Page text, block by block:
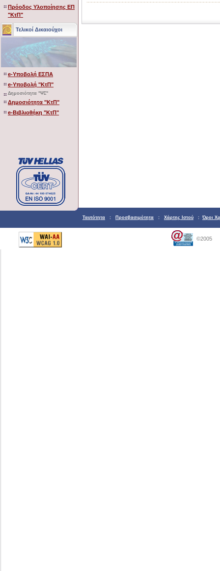
Πρόοδος Υλοποίησης ΕΠ
"ΚτΠ"
Τελικοί Δικαιούχοι
e-Υποβολή ΕΣΠΑ
e-Υποβολή "ΚτΠ"
Δημοσιότητα "ΨΣ"
Δημοσιότητα "ΚτΠ"
e-Βιβλιοθήκη "ΚτΠ"
Ταυτότητα : Προσβασιμότητα : Χάρτης Ιστού : Όροι
©2005